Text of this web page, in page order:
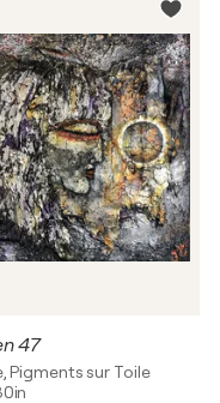
47
Pigments sur Toile